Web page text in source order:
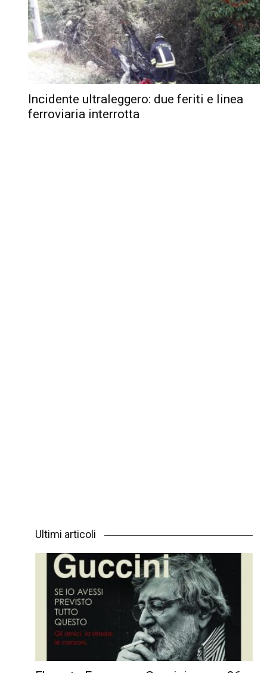
Incidente ultraleggero: due feriti e linea
ferroviaria interrotta
Ultimi articoli